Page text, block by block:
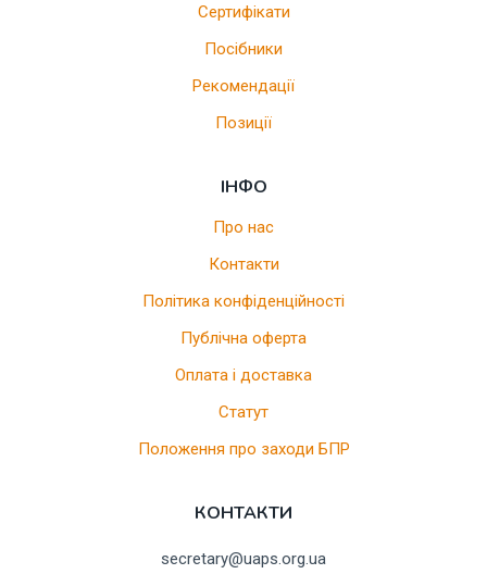
Сертифікати
Посібники
Рекомендації
Позиції
ІНФО
Про нас
Контакти
Політика конфіденційності
Публічна оферта
Оплата і доставка
Статут
Положення про заходи БПР
КОНТАКТИ
secretary@uaps.org.ua